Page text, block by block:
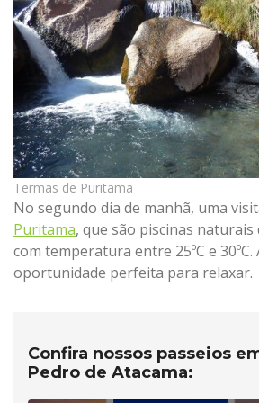
Termas de Puritama
No segundo dia de manhã, uma
Puritama, que são piscinas
com temperatura entre 25ºC e 30ºC.
oportunidade perfeita para relaxar.
Confira nossos passeios
Pedro de Atacama: